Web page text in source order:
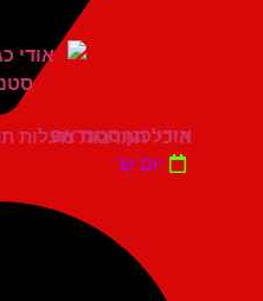
היכל התרבות מעלות תרשיחא
אודי כגן סטנדאפ
יום ש'